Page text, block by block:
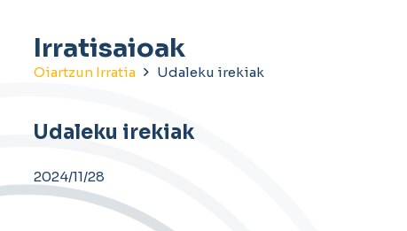
Irratisaioak
Oiartzun Irratia Udaleku irekiak
Udaleku irekiak
2024/11/28